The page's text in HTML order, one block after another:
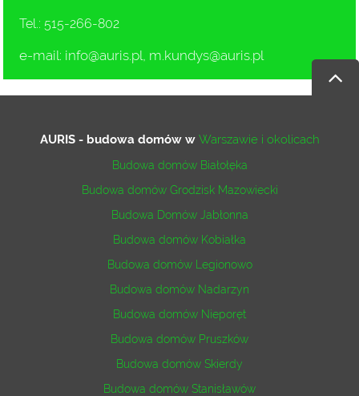
Tel.: 515-266-802
e-mail: info@auris.pl m.kundys@auris.pl
AURIS - budowa domóww Warszawie i okolicach
Budowa domów Białołęka
Budowa domów Grodzisk Mazowiecki
Budowa Domów Jabłonna
Budowa domów Kobiałka
Budowa domów Legionowo
Budowa domów Nadarzyn
Budowa domów Nieporęt
Budowa domów Pruszków
Budowa domów Skierdy
Budowa domów Stanisławów